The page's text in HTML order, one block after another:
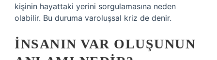
kişinin hayattaki yerini sorgulamasına neden
olabilir. Bu duruma varoluşsal kriz de denir.
İNSANIN VAR OLUŞUNUN